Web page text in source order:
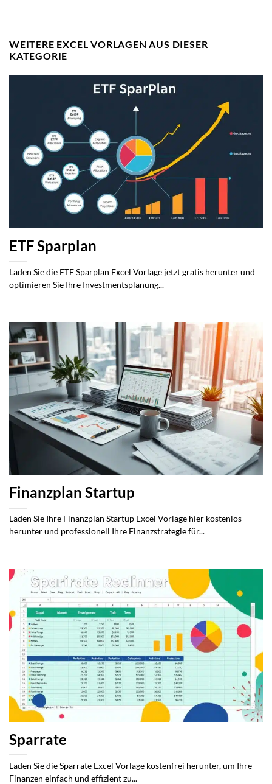
WEITERE EXCEL VORLAGEN AUS DIESER
KATEGORIE
ETF Sparplan
Laden Sie die ETF Sparplan Excel Vorlage jetzt gratis herunter und
optimieren Sie Ihre Investmentsplanung...
Finanzplan Startup
Laden Sie Ihre Finanzplan Startup Excel Vorlage hier kostenlos
herunter und professionell Ihre Finanzstrategie für...
Sparrate
Laden Sie die Sparrate Excel Vorlage kostenfrei herunter, um Ihre
Finanzen einfach und effizient zu...